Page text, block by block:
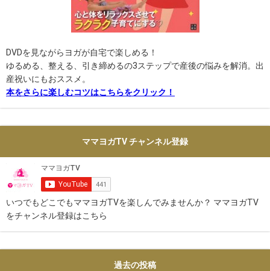
DVDを見ながらヨガが自宅で楽しめる！
ゆるめる、整える、引き締めるの3ステップで産後の悩みを解消。出
産祝いにもおススメ。
本をさらに楽しむコツはこちらをクリック！
ママヨガTV チャンネル登録
いつでもどこでもママヨガTVを楽しんでみませんか？ ママヨガTV
をチャンネル登録はこちら
過去の投稿